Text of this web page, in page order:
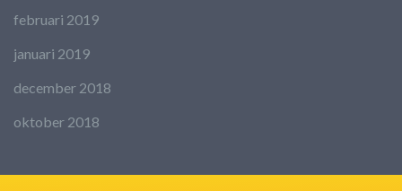
februari 2019
januari 2019
december 2018
oktober 2018